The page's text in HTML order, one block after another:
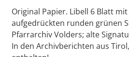
Original Papier. Libell 6 Blatt
aufgedrückten runden grünen
Pfarrarchiv Volders; alte
In den Archivberichten aus